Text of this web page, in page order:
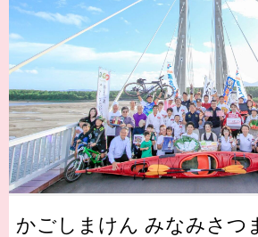
かごしまけん みなみさつ